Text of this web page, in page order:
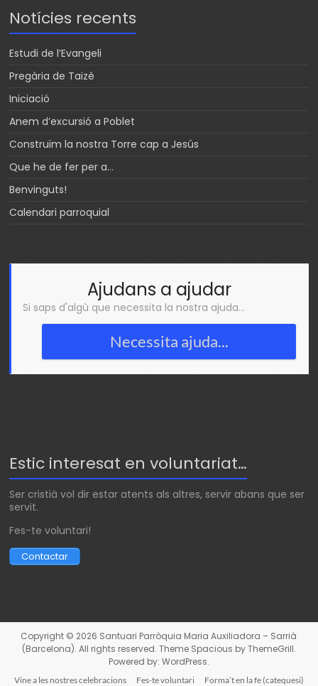
Notícies recents
Estudi de l’Evangeli
Pregària de Taizè
Iniciació
Anem d’excursió a Poblet
Construïm la nostra Torre cap a Jesús
Que he de fer per a…
Benvinguts!
Calendari parroquial
Ajudans a ajudar
Si saps d'algù que necessita la nostra ajuda...
Necessita ajuda...
Estic interesat en voluntariat…
Ser cristià vol dir estar atents als altres, servir abans que ser
servit.
Fes-te voluntari!
Contactar
Copyright © 2026 Santuari Parròquia Maria Auxiliadora – Sarrià
(Barcelona). All rights reserved. Theme Spacious by ThemeGrill.
Powered by: WordPress.
Vine a les nostres celebracions Fes-te voluntari Forma’t en la fe (catequesi)